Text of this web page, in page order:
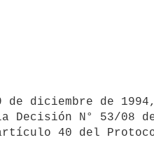
Decisión N° 53/08
40 del